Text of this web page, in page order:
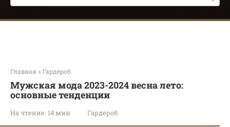
Главная » Гардероб
Мужская мода 2023-2024 весна лето:
основные тенденции
На чтение: 14 мин Гардероб